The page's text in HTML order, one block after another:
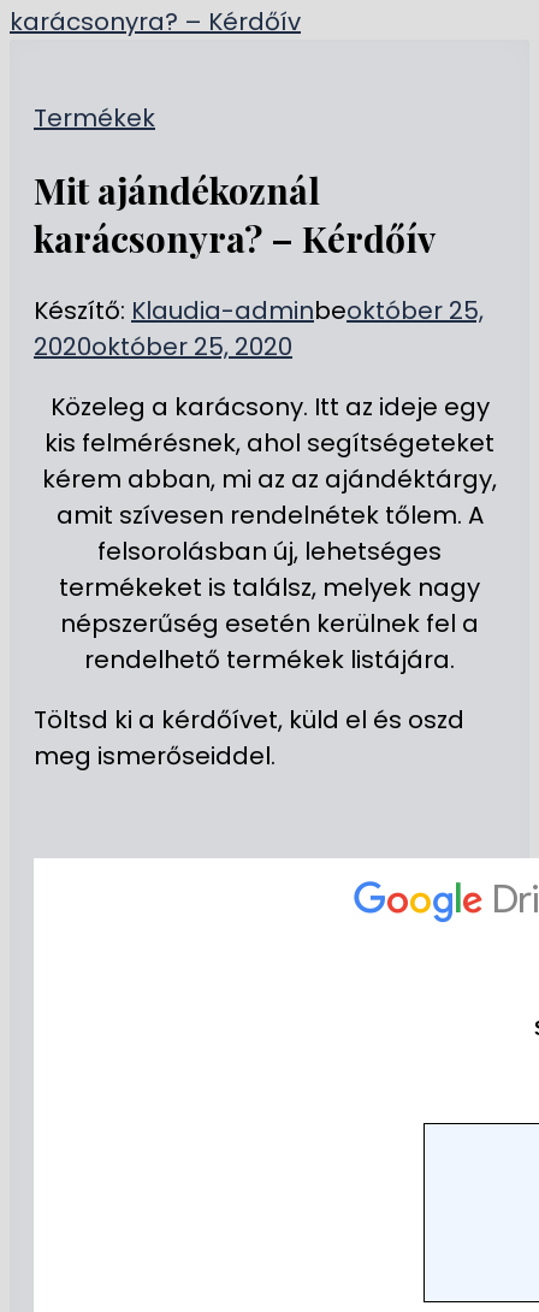
karácsonyra? – Kérdőív
Termékek
Mit ajándékoznál
karácsonyra? – Kérdőív
Készítő: Klaudia-adminbeoktóber 25,
2020október 25, 2020
Közeleg a karácsony. Itt az ideje egy
kis felmérésnek, ahol segítségeteket
kérem abban, mi az az ajándéktárgy,
amit szívesen rendelnétek tőlem. A
felsorolásban új, lehetséges
termékeket is találsz, melyek nagy
népszerűség esetén kerülnek fel a
rendelhető termékek listájára.
Töltsd ki a kérdőívet, küld el és oszd
meg ismerőseiddel.